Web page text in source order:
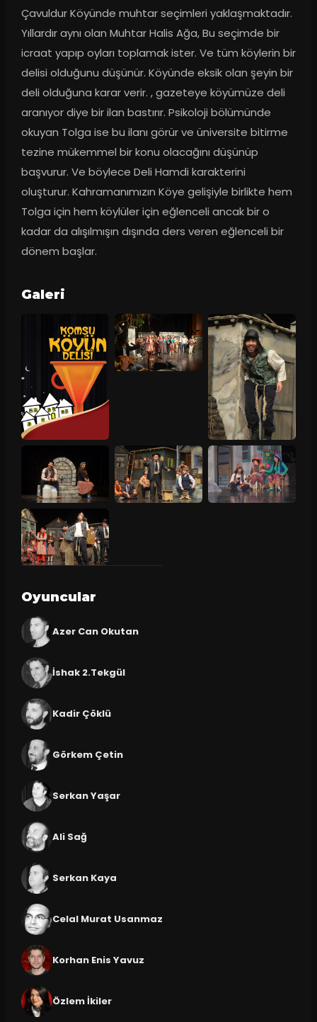
Çavuldur Köyünde muhtar seçimleri yaklaşmaktadır.
Yıllardır aynı olan Muhtar Halis Ağa, Bu seçimde bir
icraat yapıp oyları toplamak ister. Ve tüm köylerin bir
delisi olduğunu düşünür. Köyünde eksik olan şeyin bir
deli olduğuna karar verir. , gazeteye köyümüze deli
aranıyor diye bir ilan bastırır. Psikoloji bölümünde
okuyan Tolga ise bu ilanı görür ve üniversite bitirme
tezine mükemmel bir konu olacağını düşünüp
başvurur. Ve böylece Deli Hamdi karakterini
oluşturur. Kahramanımızın Köye gelişiyle birlikte hem
Tolga için hem köylüler için eğlenceli ancak bir o
kadar da alışılmışın dışında ders veren eğlenceli bir
dönem başlar.
Galeri
Oyuncular
Azer Can Okutan
İshak 2.Tekgül
Kadir Çöklü
Görkem Çetin
Serkan Yaşar
Ali Sağ
Serkan Kaya
Celal Murat Usanmaz
Korhan Enis Yavuz
Özlem İkiler